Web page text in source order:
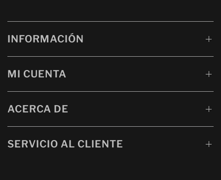
INFORMACIÓN
MI CUENTA
ACERCA DE
SERVICIO AL CLIENTE